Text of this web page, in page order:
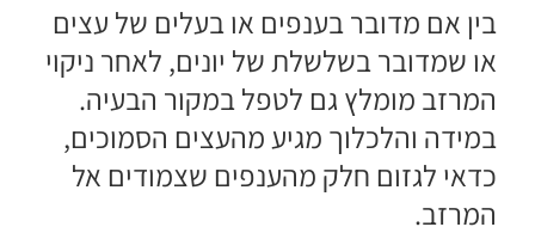
בין אם מדובר בענפים או בעלים של עצים
או שמדובר בשלשלת של יונים, לאחר ניקוי
המרזב מומלץ גם לטפל במקור הבעיה.
במידה והלכלוך מגיע מהעצים הסמוכים,
כדאי לגזום חלק מהענפים שצמודים אל
המרזב.